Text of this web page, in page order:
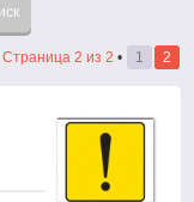
Страница 2 из 2 • 1 2